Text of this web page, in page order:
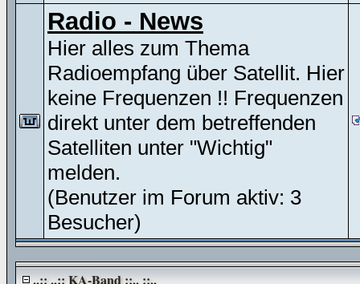
Radio - News
Hier alles zum Thema
Radioempfang über Satellit. Hier
keine Frequenzen !! Frequenzen
direkt unter dem betreffenden
Satelliten unter "Wichtig"
melden.
(Benutzer im Forum aktiv: 3
Besucher)
..:: ..:: KA-Band ::.. ::..